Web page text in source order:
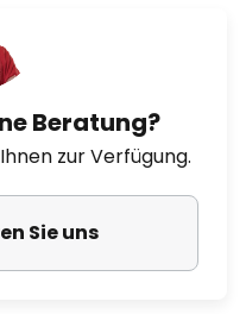
Beratung?
zur Verfügung.
Sie uns